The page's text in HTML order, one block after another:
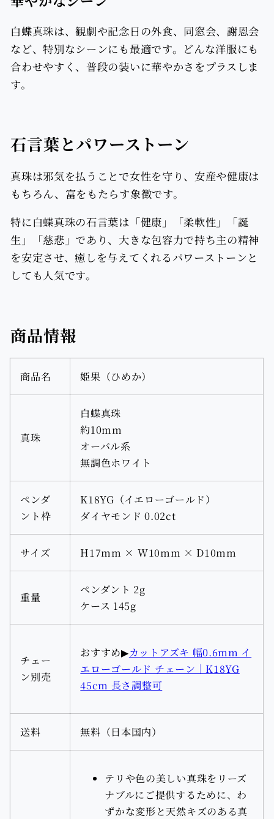
白蝶真珠は、観劇や記念日の外食、同窓会、謝恩会
など、特別なシーンにも最適です。どんな洋服にも
合わせやすく、普段の装いに華やかさをプラスしま
す。
石言葉とパワーストーン
真珠は邪気を払うことで女性を守り、安産や健康は
もちろん、富をもたらす象徴です。
特に白蝶真珠の石言葉は「健康」「柔軟性」「誕
生」「慈悲」であり、大きな包容力で持ち主の精神
を安定させ、癒しを与えてくれるパワーストーンと
しても人気です。
商品情報
商品名 姫果（ひめか）
真珠
白蝶真珠
約10mm
オーバル系
無調色ホワイト
ペンダ
ント枠
K18YG（イエローゴールド）
ダイヤモンド 0.02ct
サイズ H17mm × W10mm × D10mm
重量
ペンダント 2g
ケース 145g
チェー
ン別売
おすすめ▶︎カットアズキ 幅0.6mm イ
エローゴールド チェーン｜K18YG
45cm 長さ調整可
送料 無料（日本国内）
テリや色の美しい真珠をリーズ
ナブルにご提供するために、わ
ずかな変形と天然キズのある真